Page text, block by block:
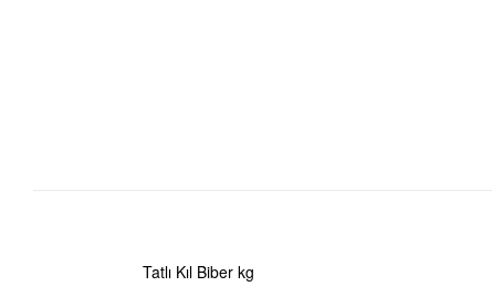
Tatlı Kıl Biber kg